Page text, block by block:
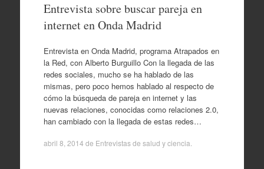
Entrevista sobre buscar pareja en
internet en Onda Madrid
Entrevista en Onda Madrid, programa Atrapados en
la Red, con Alberto Burguillo Con la llegada de las
redes sociales, mucho se ha hablado de las
mismas, pero poco hemos hablado al respecto de
cómo la búsqueda de pareja en internet y las
nuevas relaciones, conocidas como relaciones 2.0,
han cambiado con la llegada de estas redes…
abril 8, 2014 de Entrevistas de salud y ciencia